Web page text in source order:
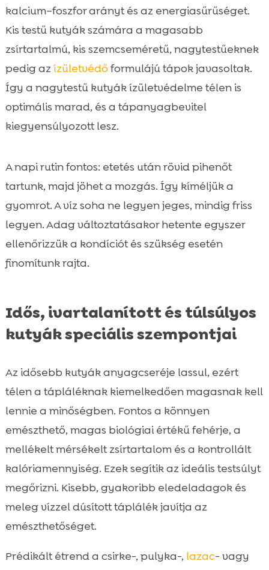
kalcium–foszfor arányt és az energiasűrűséget.
Kis testű kutyák számára a magasabb
zsírtartalmú, kis szemcseméretű, nagytestűeknek
pedig azízületvédő formulájú tápok javasoltak.
Így a nagytestű kutyák ízületvédelme télen is
optimális marad, és a tápanyagbevitel
kiegyensúlyozott lesz.
A napi rutin fontos: etetés után rövid pihenőt
tartunk, majd jöhet a mozgás. Így kíméljük a
gyomrot. A víz soha ne legyen jeges, mindig friss
legyen. Adag változtatásakor hetente egyszer
ellenőrizzük a kondíciót és szükség esetén
finomítunk rajta.
Idős, ivartalanított és túlsúlyos
kutyák speciális szempontjai
Az idősebb kutyák anyagcseréje lassul, ezért
télen a tápláléknak kiemelkedően magasnak kell
lennie a minőségben. Fontos a könnyen
emészthető, magas biológiai értékű fehérje, a
mellékelt mérsékelt zsírtartalom és a kontrollált
kalóriamennyiség. Ezek segítik az ideális testsúlyt
megőrizni. Kisebb, gyakoribb eledeladagok és
meleg vízzel dúsított táplálék javítja az
emészthetőséget.
Prédikált étrend a csirke-, pulyka-, lazac- vagy